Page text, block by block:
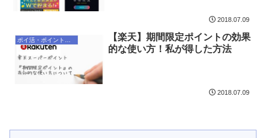
2018.07.09
【楽天】期間限定ポイントの効果
的な使い方！私が得した方法
2018.07.09